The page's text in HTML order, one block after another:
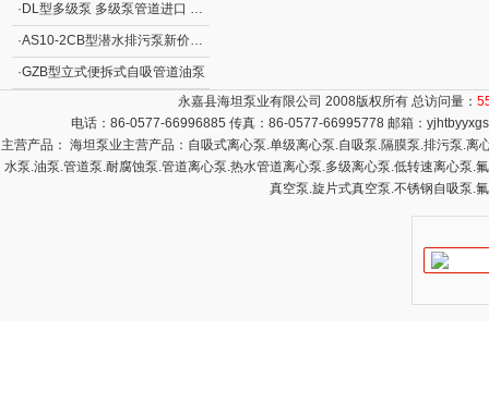
· DL型多级泵 多级泵管道进口 DL型立式清水多级泵
·AS10-2CB型潜水排污泵新价格 撕裂式潜水排污泵AS型 立式排污泵
·GZB型立式便拆式自吸管道油泵
永嘉县海坦泵业有限公司 2008版权所有 总访问量：
电话：86-0577-66996885 传真：86-0577-66995778 邮箱：
主营产品： 海坦泵业主营产品：自吸式离心泵.单级离心泵.自吸泵.隔膜泵.排污泵.
水泵.油泵.管道泵.耐腐蚀泵.管道离心泵.热水管道离心泵.多级离心泵.低转速离心泵
真空泵.旋片式真空泵.不锈钢自吸泵.